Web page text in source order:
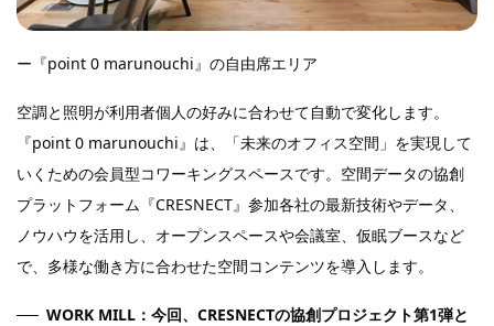
ー『point 0 marunouchi』の自由席エリア
空調と照明が利用者個人の好みに合わせて自動で変化します。
『point 0 marunouchi』は、「未来のオフィス空間」を実現して
いくための会員型コワーキングスペースです。空間データの協創
プラットフォーム『CRESNECT』参加各社の最新技術やデータ、
ノウハウを活用し、オープンスペースや会議室、仮眠ブースなど
で、多様な働き方に合わせた空間コンテンツを導入します。
WORK MILL：今回、CRESNECTの協創プロジェクト第1弾と